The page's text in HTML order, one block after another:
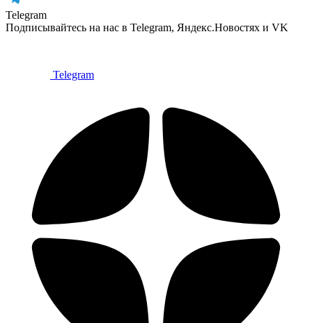
Telegram
Подписывайтесь на нас в Telegram, Яндекс.Новостях и VK
Telegram